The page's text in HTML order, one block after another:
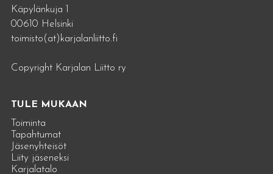
Käpylänkuja 1
00610 Helsinki
toimisto(at)karjalanliitto.fi
Copyright Karjalan Liitto ry
TULE MUKAAN
Toiminta
Tapahtumat
Jäsenyhteisöt
Liity jäseneksi
Karjalatalo